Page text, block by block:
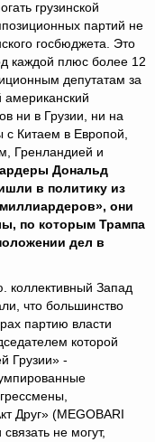
грузинской
партий не
госбюджета. Это
каждой плюс более 12
депутатам за
американский
ни в Грузии, ни на
Китаем в Европой,
Гренландией и
Дональд
в политику из
они
по которым Трампа
дел в
коллективный Запад
что большинство
партию власти
которой
Грузии» -
Друг» (MEGOBARI
не могут,